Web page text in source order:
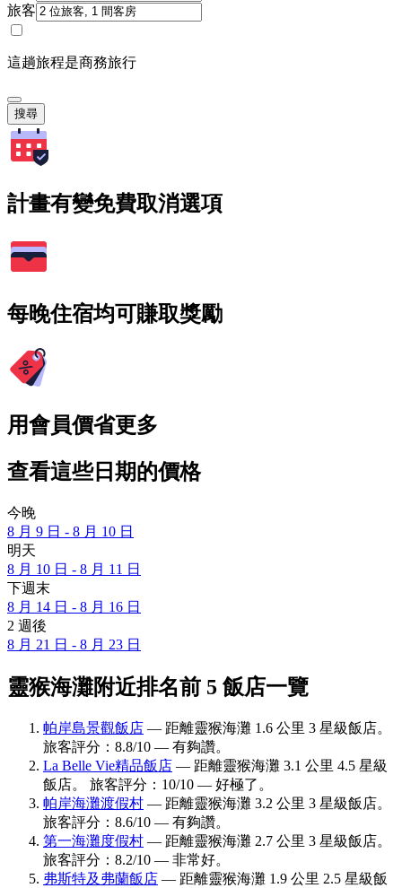
旅客
這趟旅程是商務旅行
搜尋
計畫有變免費取消選項
每晚住宿均可賺取獎勵
用會員價省更多
查看這些日期的價格
今晚
8 月 9 日 - 8 月 10 日
明天
8 月 10 日 - 8 月 11 日
下週末
8 月 14 日 - 8 月 16 日
2 週後
8 月 21 日 - 8 月 23 日
靈猴海灘附近排名前 5 飯店一覽
帕岸島景觀飯店 — 距離靈猴海灘 1.6 公里 3 星級飯店。
旅客評分：8.8/10 — 有夠讚。
La Belle Vie精品飯店 — 距離靈猴海灘 3.1 公里 4.5 星級
飯店。 旅客評分：10/10 — 好極了。
帕岸海灘渡假村 — 距離靈猴海灘 3.2 公里 3 星級飯店。
旅客評分：8.6/10 — 有夠讚。
第一海灘度假村 — 距離靈猴海灘 2.7 公里 3 星級飯店。
旅客評分：8.2/10 — 非常好。
弗斯特及弗蘭飯店 — 距離靈猴海灘 1.9 公里 2.5 星級飯